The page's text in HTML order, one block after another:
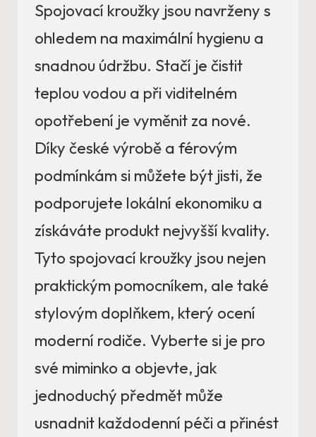
Spojovací kroužky jsou navrženy s
ohledem na maximální hygienu a
snadnou údržbu. Stačí je čistit
teplou vodou a při viditelném
opotřebení je vyměnit za nové.
Díky české výrobě a férovým
podmínkám si můžete být jisti, že
podporujete lokální ekonomiku a
získáváte produkt nejvyšší kvality.
Tyto spojovací kroužky jsou nejen
praktickým pomocníkem, ale také
stylovým doplňkem, který ocení
moderní rodiče. Vyberte si je pro
své miminko a objevte, jak
jednoduchý předmět může
usnadnit každodenní péči a přinést